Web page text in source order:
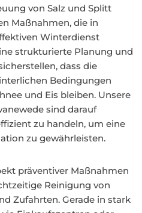
von Salz und Splitt
Maßnahmen, die in
Winterdienst
strukturierte Planung und
dass die
Bedingungen
und Eis bleiben. Unsere
sind darauf
zu handeln, um eine
zu gewährleisten.
präventiver Maßnahmen
Reinigung von
Zufahrten. Gerade in stark